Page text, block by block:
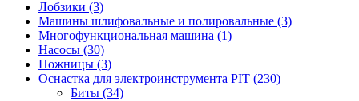
Лобзики (3)
Машины шлифовальные и полировальные (3)
Многофункциональная машина (1)
Насосы (30)
Ножницы (3)
Оснастка для электроинструмента PIT (230)
Биты (34)